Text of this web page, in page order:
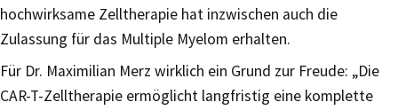
hochwirksame Zelltherapie hat inzwischen auch die
Zulassung für das Multiple Myelom erhalten.
Für Dr. Maximilian Merz wirklich ein Grund zur Freude: „Die
CAR-T-Zelltherapie ermöglicht langfristig eine komplette